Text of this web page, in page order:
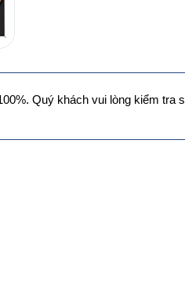
Quý khách vui lòng kiểm tra